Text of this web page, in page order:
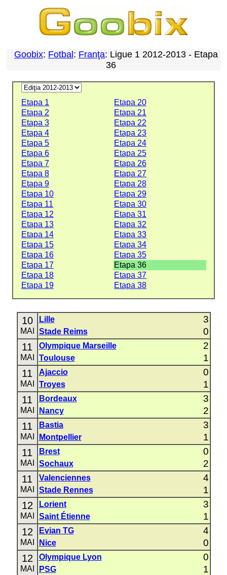
Goobix: Fotbal : Franţa: Ligue 1 2012-2013 - Etapa
36
Etapa 1
Etapa 20
Etapa 2
Etapa 21
Etapa 3
Etapa 22
Etapa 4
Etapa 23
Etapa 5
Etapa 24
Etapa 6
Etapa 25
Etapa 7
Etapa 26
Etapa 8
Etapa 27
Etapa 9
Etapa 28
Etapa 10
Etapa 29
Etapa 11
Etapa 30
Etapa 12
Etapa 31
Etapa 13
Etapa 32
Etapa 14
Etapa 33
Etapa 15
Etapa 34
Etapa 16
Etapa 35
Etapa 17
Etapa 36
Etapa 18
Etapa 37
Etapa 19
Etapa 38
10
MAI
Lille 3
Stade Reims 0
11
MAI
Olympique Marseille 2
Toulouse 1
11
MAI
Ajaccio 0
Troyes 1
11
MAI
Bordeaux 3
Nancy 2
11
MAI
Bastia 3
Montpellier 1
11
MAI
Brest 0
Sochaux 2
11
MAI
Valenciennes 4
Stade Rennes 1
12
MAI
Lorient 3
Saint Étienne 1
12
MAI
Evian TG 4
Nice 0
12
MAI
Olympique Lyon 0
PSG 1